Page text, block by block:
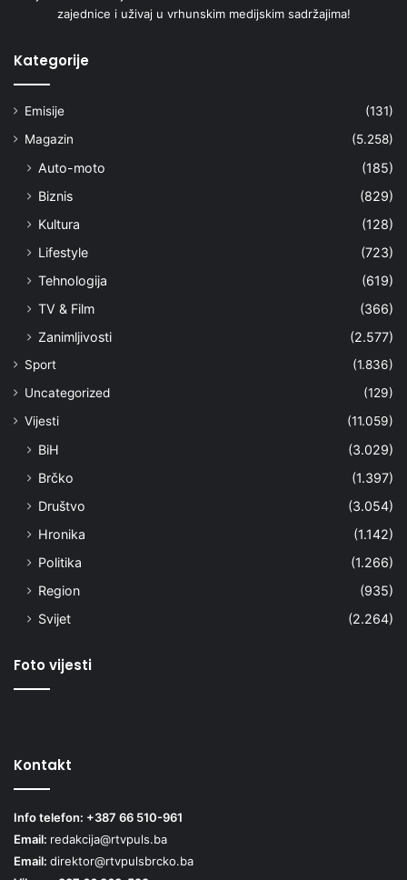
zajednice i uživaj u vrhunskim medijskim sadržajima!
Kategorije
Emisije
(131)
Magazin
(5.258)
Auto-moto
(185)
Biznis
(829)
Kultura
(128)
Lifestyle
(723)
Tehnologija
(619)
TV & Film
(366)
Zanimljivosti
(2.577)
Sport
(1.836)
Uncategorized
(129)
Vijesti
(11.059)
BiH
(3.029)
Brčko
(1.397)
Društvo
(3.054)
Hronika
(1.142)
Politika
(1.266)
Region
(935)
Svijet
(2.264)
Foto vijesti
Kontakt
Info telefon: +387 66 510-961
Email: redakcija@rtvpuls.ba
Email: direktor@rtvpulsbrcko.ba